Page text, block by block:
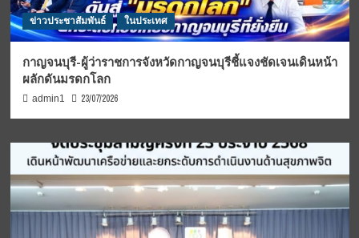
ข่าวประชาสัมพันธ์ ในประเทศ
กาญจนบุรี-ผู้ว่าราชการจังหวัดกาญจนบุรีชี้แจงชัดเจนเดินหน้า
ผลักดันมรดกโลก
admin1 23/07/2026